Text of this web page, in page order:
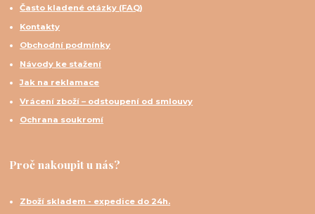
Často kladené otázky (FAQ)
Kontakty
Obchodní podmínky
Návody ke stažení
Jak na reklamace
Vrácení zboží – odstoupení od smlouvy
Ochrana soukromí
Proč nakoupit u nás?
Zboží skladem - expedice do 24h.